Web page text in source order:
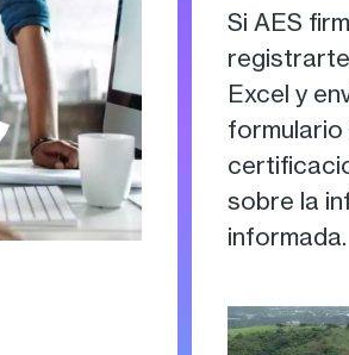
Si AES
Excel y
sobre la
informada.